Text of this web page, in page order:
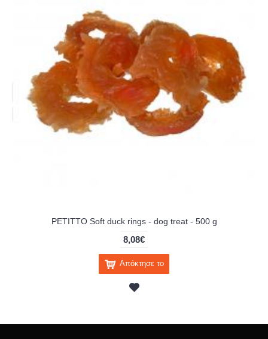
PETITTO Soft duck rings - dog treat - 500 g
8,08€
Απόκτησε το